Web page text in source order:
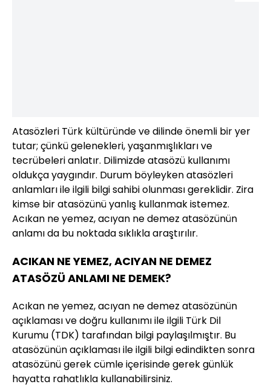
Atasözleri Türk kültüründe ve dilinde önemli bir yer
tutar; çünkü gelenekleri, yaşanmışlıkları ve
tecrübeleri anlatır. Dilimizde atasözü kullanımı
oldukça yaygındır. Durum böyleyken atasözleri
anlamları ile ilgili bilgi sahibi olunması gereklidir. Zira
kimse bir atasözünü yanlış kullanmak istemez.
Acıkan ne yemez, acıyan ne demez atasözünün
anlamı da bu noktada sıklıkla araştırılır.
ACIKAN NE YEMEZ, ACIYAN NE DEMEZ
ATASÖZÜ ANLAMI NE DEMEK?
Acıkan ne yemez, acıyan ne demez atasözünün
açıklaması ve doğru kullanımı ile ilgili Türk Dil
Kurumu (TDK) tarafından bilgi paylaşılmıştır. Bu
atasözünün açıklaması ile ilgili bilgi edindikten sonra
atasözünü gerek cümle içerisinde gerek günlük
hayatta rahatlıkla kullanabilirsiniz.